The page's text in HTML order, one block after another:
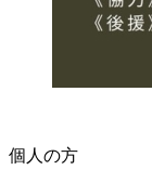
個人の方